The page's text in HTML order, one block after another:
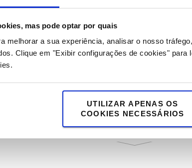
mas pode optar por quais
melhorar a sua experiência, analisar o nosso
Clique em "Exibir configurações de cookies" para
UTILIZAR APENAS OS
COOKIES NECESSÁRIOS
O Futuro da Análise de Processos:
Funcionários e Veículos
A MotionMiners auxilia os planeadores de produção e
processos de trabalho manual. Os sensores wearable
com aprendizagem automática.